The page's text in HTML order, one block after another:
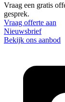
Vraag een gratis
gesprek.
Vraag offerte aan
Nieuwsbrief
Bekijk ons aanbod